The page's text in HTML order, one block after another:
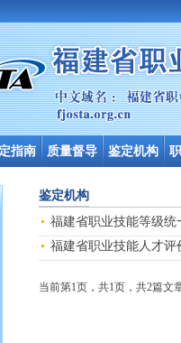
指南 质量督导 鉴定机构
鉴定机构
福建省职业技能等级统
福建省职业技能人才评
当前第1页